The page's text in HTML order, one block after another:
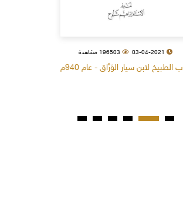
03-04-2021 196503 مشاهدة
الطبيخ لابن سيار الوَرَّاق - عام 940م